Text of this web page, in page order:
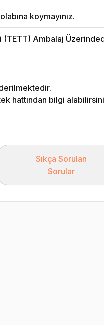
koymayınız.
(TETT) Ambalaj
hattından bilgi
Sıkça Sorulan
Sorular